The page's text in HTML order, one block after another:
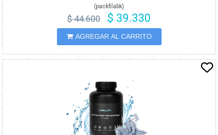
(packfilabk)
$ 44.600 $ 39.330
AGREGAR AL CARRITO